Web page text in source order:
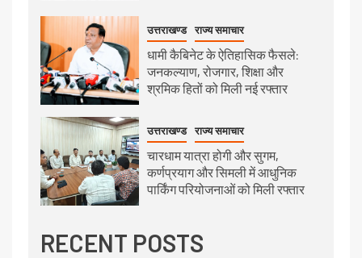
उत्तराखण्ड राज्य समाचार
धामी कैबिनेट के ऐतिहासिक फैसले:
जनकल्याण, रोजगार, शिक्षा और
श्रमिक हितों को मिली नई रफ्तार
उत्तराखण्ड राज्य समाचार
चारधाम यात्रा होगी और सुगम,
कर्णप्रयाग और सिमली में आधुनिक
पार्किंग परियोजनाओं को मिली रफ्तार
RECENT POSTS